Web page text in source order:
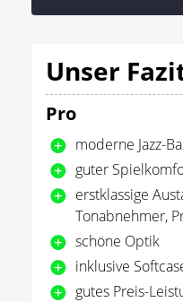
Unser
Pro
moderne Jazz-
guter
erstklassige
Tonabnehmer,
schöne Optik
inklusive
gutes Preis-